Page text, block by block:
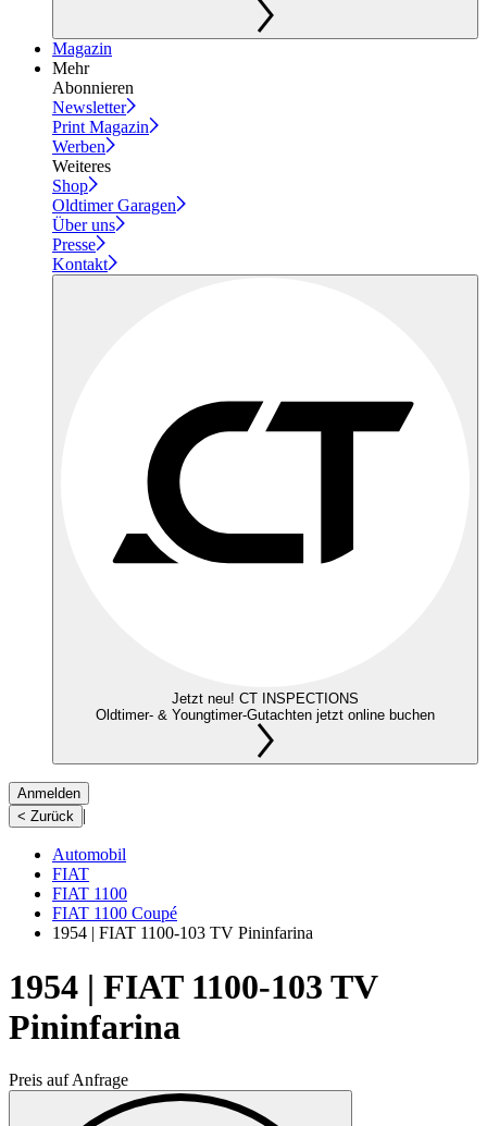
Magazin
Mehr
Abonnieren
Newsletter
Print Magazin
Werben
Weiteres
Shop
Oldtimer Garagen
Über uns
Presse
Kontakt
Jetzt neu! CT INSPECTIONS
Oldtimer- & Youngtimer-Gutachten jetzt online buchen
Anmelden
< Zurück |
Automobil
FIAT
FIAT 1100
FIAT 1100 Coupé
1954 | FIAT 1100-103 TV Pininfarina
1954 | FIAT 1100-103 TV
Pininfarina
Preis auf Anfrage